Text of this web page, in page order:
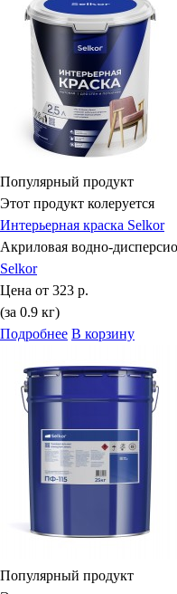
Популярный продукт
Этот продукт колеруется
Интерьерная краска Selkor
Акриловая водно-
Selkor
Цена от 323 р.
(за 0.9 кг)
Подробнее В корзину
Популярный продукт